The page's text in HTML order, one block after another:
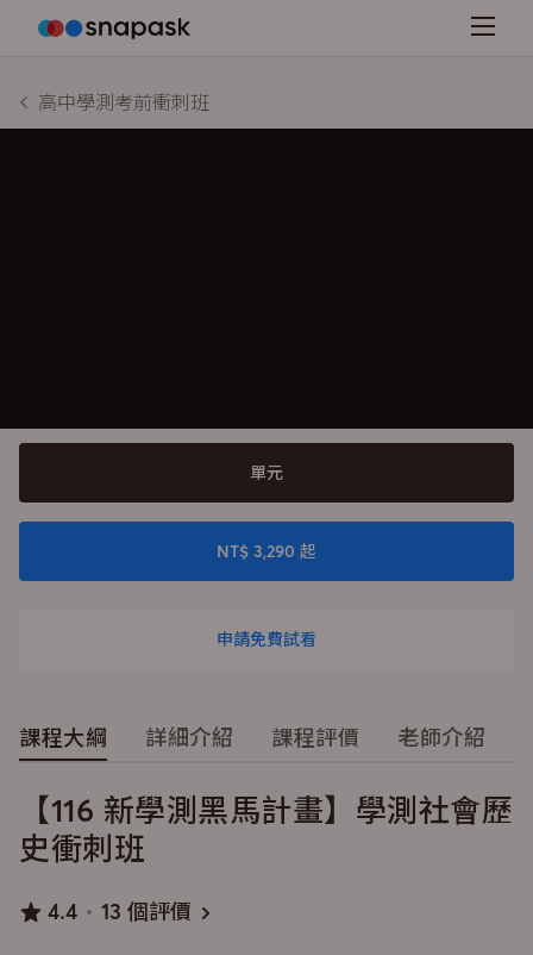
高中學測考前衝刺班
單元
NT$ 3,290 起
申請免費試看
課程大綱 詳細介紹 課程評價 老師介紹
【116 新學測黑馬計畫】學測社會歷
史衝刺班
4.4 13 個評價